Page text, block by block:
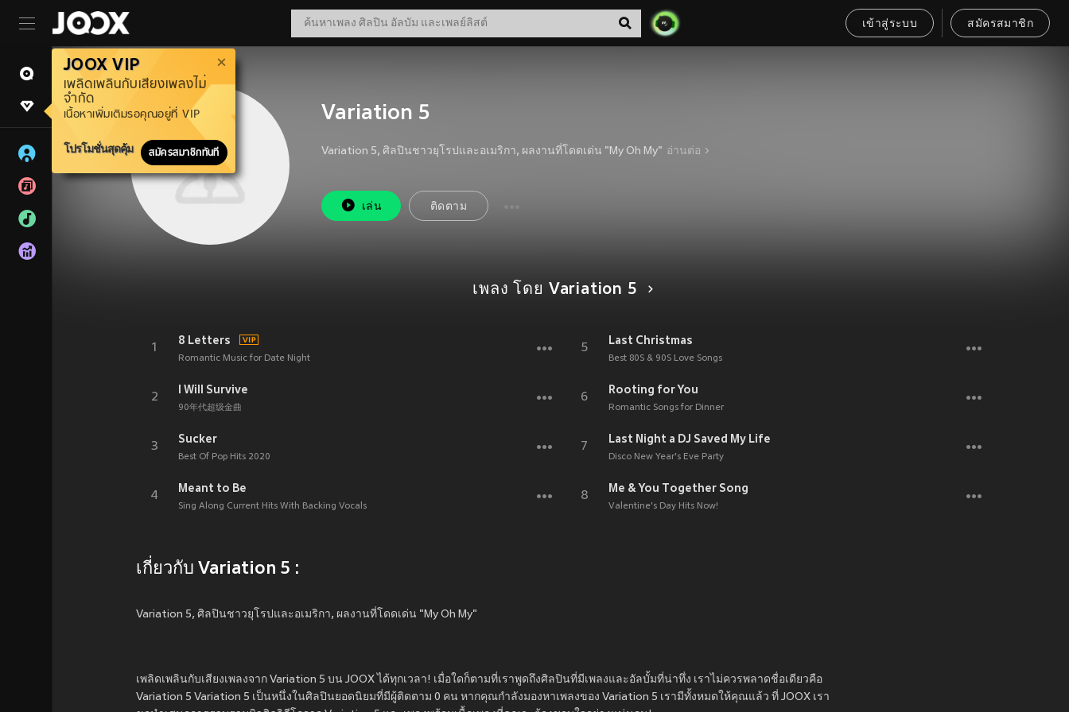
เข้าสู่ระบบ สมัครสมาชิก
JOOX VIP
เพลิดเพลินกับเสียงเพลงไม่
จำกัด
เนื้อหาเพิ่มเติมรอคุณอยู่ที่ VIP
โปรโมชั่นสุดคุ้ม สมัครสมาชิกทันที
Variation 5
Variation 5, ศิลปินชาวยุโรปและอเมริกา, ผลงานที่โดดเด่น "My Oh My" อ่านต่อ
เล่น ติดตาม
เพลง โดย Variation 5
1
8 Letters
Romantic Music for Date Night
2
I Will Survive
90年代超级金曲
3
Sucker
Best Of Pop Hits 2020
4
Meant to Be
Sing Along Current Hits With Backing Vocals
5
Last Christmas
Best 80S & 90S Love Songs
6
Rooting for You
Romantic Songs for Dinner
7
Last Night a DJ Saved My Life
Disco New Year's Eve Party
8
Me & You Together Song
Valentine's Day Hits Now!
เกี่ยวกับ Variation 5 :
Variation 5, ศิลปินชาวยุโรปและอเมริกา, ผลงานที่โดดเด่น "My Oh My"
เพลิดเพลินกับเสียงเพลงจาก Variation 5 บน JOOX ได้ทุกเวลา! เมื่อใดก็ตามที่เราพูดถึงศิลปินที่มีเพลงและอัลบั้มที่น่าทึ่ง เราไม่ควรพลาดชื่อเดียวคือ
Variation 5 Variation 5 เป็นหนึ่งในศิลปินยอดนิยมที่มีผู้ติดตาม 0 คน หากคุณกำลังมองหาเพลงของ Variation 5 เรามีทั้งหมดให้คุณแล้ว ที่ JOOX เรา